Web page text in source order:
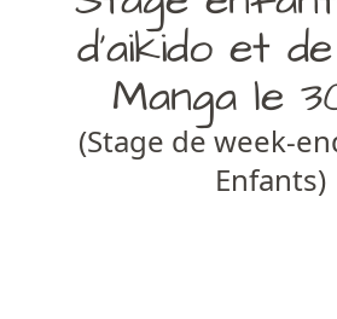
d’aikido et
Manga le
(Stage de week-
Enfants)